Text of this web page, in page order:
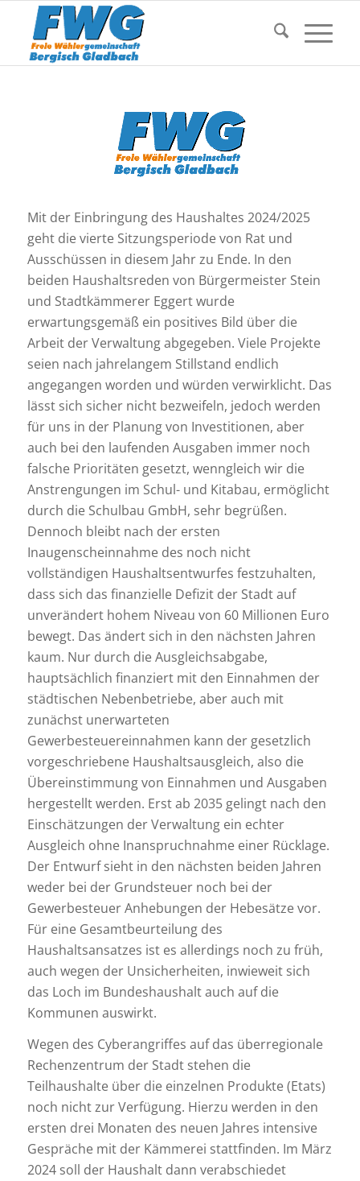
Mit der Einbringung des Haushaltes 2024/2025
geht die vierte Sitzungsperiode von Rat und
Ausschüssen in diesem Jahr zu Ende. In den
beiden Haushaltsreden von Bürgermeister Stein
und Stadtkämmerer Eggert wurde
erwartungsgemäß ein positives Bild über die
Arbeit der Verwaltung abgegeben. Viele Projekte
seien nach jahrelangem Stillstand endlich
angegangen worden und würden verwirklicht. Das
lässt sich sicher nicht bezweifeln, jedoch werden
für uns in der Planung von Investitionen, aber
auch bei den laufenden Ausgaben immer noch
falsche Prioritäten gesetzt, wenngleich wir die
Anstrengungen im Schul- und Kitabau, ermöglicht
durch die Schulbau GmbH, sehr begrüßen.
Dennoch bleibt nach der ersten
Inaugenscheinnahme des noch nicht
vollständigen Haushaltsentwurfes festzuhalten,
dass sich das finanzielle Defizit der Stadt auf
unverändert hohem Niveau von 60 Millionen Euro
bewegt. Das ändert sich in den nächsten Jahren
kaum. Nur durch die Ausgleichsabgabe,
hauptsächlich finanziert mit den Einnahmen der
städtischen Nebenbetriebe, aber auch mit
zunächst unerwarteten
Gewerbesteuereinnahmen kann der gesetzlich
vorgeschriebene Haushaltsausgleich, also die
Übereinstimmung von Einnahmen und Ausgaben
hergestellt werden. Erst ab 2035 gelingt nach den
Einschätzungen der Verwaltung ein echter
Ausgleich ohne Inanspruchnahme einer Rücklage.
Der Entwurf sieht in den nächsten beiden Jahren
weder bei der Grundsteuer noch bei der
Gewerbesteuer Anhebungen der Hebesätze vor.
Für eine Gesamtbeurteilung des
Haushaltsansatzes ist es allerdings noch zu früh,
auch wegen der Unsicherheiten, inwieweit sich
das Loch im Bundeshaushalt auch auf die
Kommunen auswirkt.
Wegen des Cyberangriffes auf das überregionale
Rechenzentrum der Stadt stehen die
Teilhaushalte über die einzelnen Produkte (Etats)
noch nicht zur Verfügung. Hierzu werden in den
ersten drei Monaten des neuen Jahres intensive
Gespräche mit der Kämmerei stattfinden. Im März
2024 soll der Haushalt dann verabschiedet